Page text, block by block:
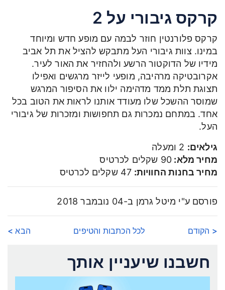
קרקס גיבורי על 2
קרקס פלורנטין חוזר לבמה עם מופע חדש ומיוחד
במינו. צוות גיבורי העל מתבקש להציל את תל אביב
מידיו של הדוקטור הרשע ולהחזיר את האור לעיר.
אקרובטיקה מרהיבה, מופעי לייזר מרגשים ואפילו
תצוגת תלת ממד מדהימה ילוו את הסיפור המרגש
שמוסר ההשכל שלו מעודד אותנו לראות את הטוב בכל
אחד. במתחם נמכרות גם תחפושות ומזכרות של גיבורי
העל.
גילאים:
מחיר מלא: 90 שקלים לכרטיס
מחיר בחנות החוויות: 47 שקלים לכרטיס
פורסם ע"י מיטל גרמן ב-04 נובמבר 2018
< הקודם לכל הכתבות והטיפים הבא >
חשבנו שיעניין אותך